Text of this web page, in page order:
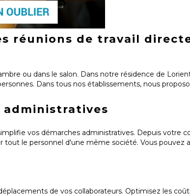
réunions de travail
ou dans le salon. Dans notre résidence de
Dans tous nos établissements, nous
administratives
vos démarches administratives. Depuis votre
le personnel d'une même société. Vous pouvez
de vos collaborateurs. Optimisez les